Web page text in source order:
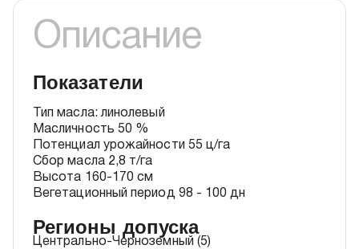
Описание
Показатели
Тип масла: линолевый
Масличность 50 %
Потенциал урожайности 55 ц/га
Сбор масла 2,8 т/га
Высота 160-170 см
Вегетационный период 98 - 100 дн
Регионы допуска
Центрально-Черноземный (5)